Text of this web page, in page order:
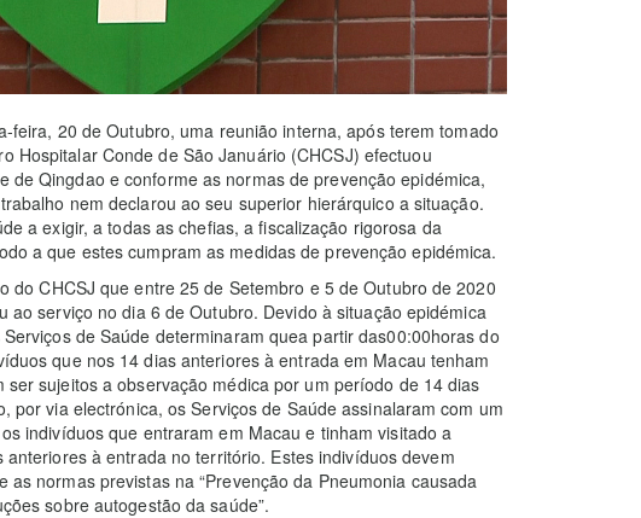
feira, 20 de Outubro, uma reunião interna, após terem tomado
Hospitalar Conde de São Januário (CHCSJ) efectuou
de Qingdao e conforme as normas de prevenção epidémica,
nem declarou ao seu superior hierárquico a situação.
a exigir, a todas as chefias, a fiscalização rigorosa da
a que estes cumpram as medidas de prevenção epidémica.
do CHCSJ que entre 25 de Setembro e 5 de Outubro de 2020
ao serviço no dia 6 de Outubro. Devido à situação epidémica
de Saúde determinaram quea partir das00:00horas do
que nos 14 dias anteriores à entrada em Macau tenham
sujeitos a observação médica por um período de 14 dias
por via electrónica, os Serviços de Saúde assinalaram com um
indivíduos que entraram em Macau e tinham visitado a
à entrada no território. Estes indivíduos devem
normas previstas na “Prevenção da Pneumonia causada
sobre autogestão da saúde”.